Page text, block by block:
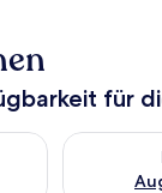
für
für heute
Überprüfe